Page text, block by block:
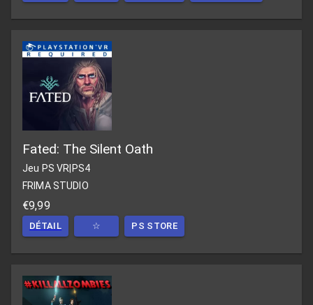
Fated: The Silent Oath
Jeu PS VR PS4
FRIMA STUDIO
€9,99
DÉTAIL ☆ PS STORE